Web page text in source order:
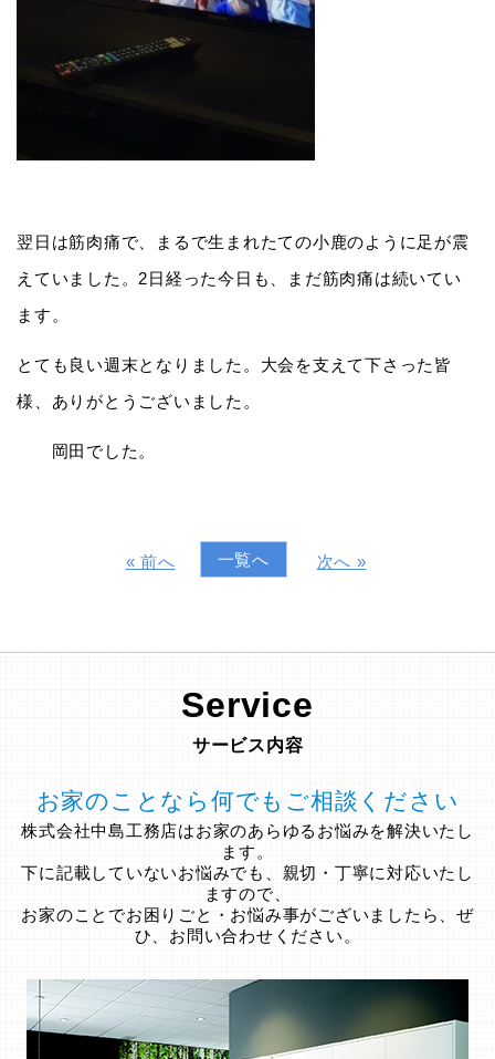
翌日は筋肉痛で、まるで生まれたての小鹿のように足が震
えていました。2日経った今日も、まだ筋肉痛は続いてい
ます。
とても良い週末となりました。大会を支えて下さった皆
様、ありがとうございました。
岡田でした。
« 前へ 一覧へ 次へ »
Service
サービス内容
お家のことなら何でもご相談ください
株式会社中島工務店はお家のあらゆるお悩みを解決いたし
ます。
下に記載していないお悩みでも、親切・丁寧に対応いたし
ますので、
お家のことでお困りごと・お悩み事がございましたら、ぜ
ひ、お問い合わせください。